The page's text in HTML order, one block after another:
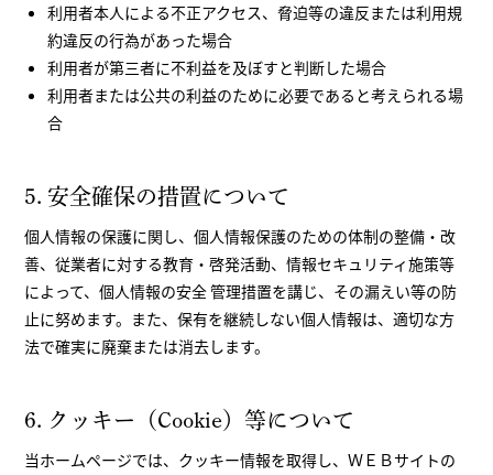
利用者本人による不正アクセス、脅迫等の違反または利用規
約違反の行為があった場合
利用者が第三者に不利益を及ぼすと判断した場合
利用者または公共の利益のために必要であると考えられる場
合
5. 安全確保の措置について
個人情報の保護に関し、個人情報保護のための体制の整備・改
善、従業者に対する教育・啓発活動、情報セキュリティ施策等
によって、個人情報の安全 管理措置を講じ、その漏えい等の防
止に努めます。また、保有を継続しない個人情報は、適切な方
法で確実に廃棄または消去します。
6. クッキー（Cookie）等について
当ホームページでは、クッキー情報を取得し、ＷＥＢサイトの